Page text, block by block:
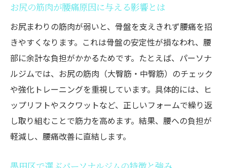
パーソナルトレーニングで姿勢と腰痛を両
方ケア
自分でできる！お尻の筋肉チェック法
パーソナルジム式お尻筋肉セルフチェック
方法
腰痛改善に役立つ簡単な筋肉チェックのコ
骨盤とお尻のバランスを自宅で確認しよう
ント
お尻の筋肉が腰痛原因に与える影響とは
お尻まわりの筋肉が弱いと、骨盤を支えきれず腰痛を招
きやすくなります。これは骨盤の安定性が損なわれ、腰
部に余計な負担がかかるためです。たとえば、パーソナ
ルジムでは、お尻の筋肉（大臀筋・中臀筋）のチェック
や強化トレーニングを重視しています。具体的には、ヒ
ップリフトやスクワットなど、正しいフォームで繰り返
し取り組むことで筋力を高めます。結果、腰への負担が
軽減し、腰痛改善に直結します。